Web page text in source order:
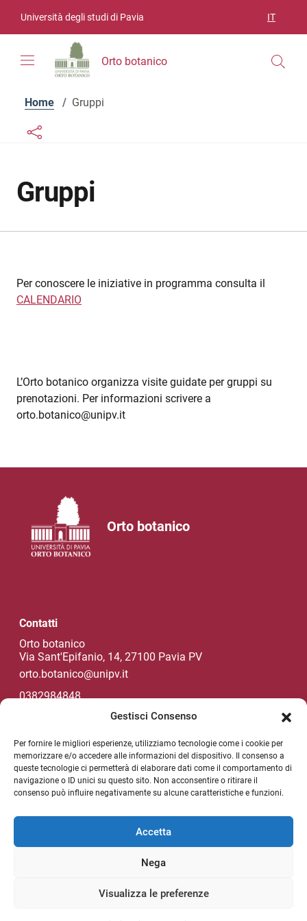
Gestisci Consenso
Per fornire le migliori esperienze, utilizziamo tecnologie come i cookie per
memorizzare e/o accedere alle informazioni del dispositivo. Il consenso a
queste tecnologie ci permetterà di elaborare dati come il comportamento di
navigazione o ID unici su questo sito. Non acconsentire o ritirare il
consenso può influire negativamente su alcune caratteristiche e funzioni.
Accetta
Nega
Visualizza le preferenze
Università degli studi di Pavia IT
Orto botanico
Home / Gruppi
Links condivisione social
Bottone condivisione social
Gruppi
Per conoscere le iniziative in programma consulta il
CALENDARIO
L’Orto botanico organizza visite guidate per gruppi su
prenotazioni. Per informazioni scrivere a
orto.botanico@unipv.it
Orto botanico
Contatti
Orto botanico
Via Sant'Epifanio, 14, 27100 Pavia PV
orto.botanico@unipv.it
0382984848
Social di Ateneo
Sezione Link Utili
Privacy policy